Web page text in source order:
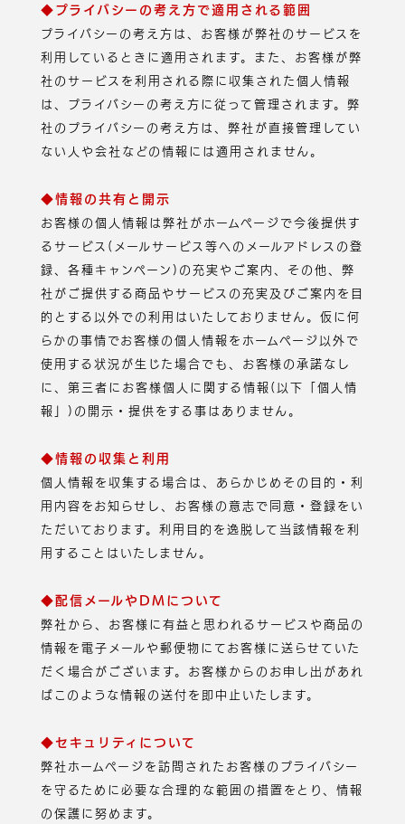
◆プライバシーの考え方で適用される範囲
プライバシーの考え方は、お客様が弊社のサービスを
利用しているときに適用されます。また、お客様が弊
社のサービスを利用される際に収集された個人情報
は、プライバシーの考え方に従って管理されます。弊
社のプライバシーの考え方は、弊社が直接管理してい
ない人や会社などの情報には適用されません。
◆情報の共有と開示
お客様の個人情報は弊社がホームページで今後提供す
るサービス(メールサービス等へのメールアドレスの登
録、各種キャンペーン)の充実やご案内、その他、弊
社がご提供する商品やサービスの充実及びご案内を目
的とする以外での利用はいたしておりません。仮に何
らかの事情でお客様の個人情報をホームページ以外で
使用する状況が生じた場合でも、お客様の承諾なし
に、第三者にお客様個人に関する情報(以下「個人情
報」)の開示・提供をする事はありません。
◆情報の収集と利用
個人情報を収集する場合は、あらかじめその目的・利
用内容をお知らせし、お客様の意志で同意・登録をい
ただいております。利用目的を逸脱して当該情報を利
用することはいたしません。
◆配信メールやDMについて
弊社から、お客様に有益と思われるサービスや商品の
情報を電子メールや郵便物にてお客様に送らせていた
だく場合がございます。お客様からのお申し出があれ
ばこのような情報の送付を即中止いたします。
◆セキュリティについて
弊社ホームページを訪問されたお客様のプライバシー
を守るために必要な合理的な範囲の措置をとり、情報
の保護に努めます。